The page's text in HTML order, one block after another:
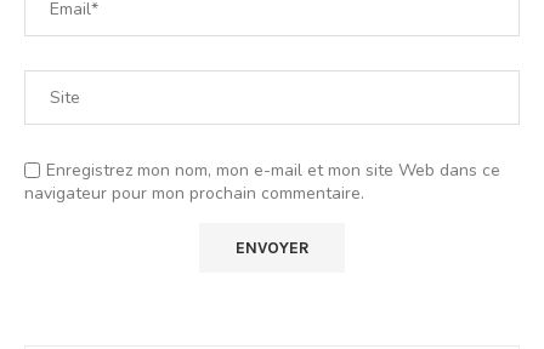
Enregistrez mon nom, mon e-mail et mon site Web dans ce
navigateur pour mon prochain commentaire.